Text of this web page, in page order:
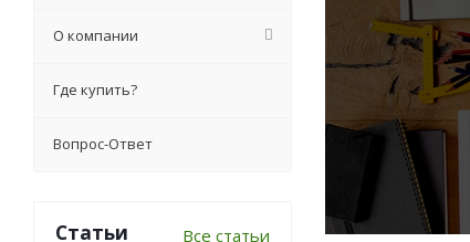
О компании
Где купить?
Вопрос-Ответ
Статьи Все статьи